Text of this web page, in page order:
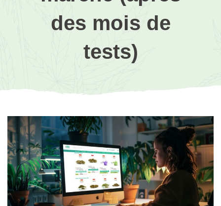
des mois de
tests)